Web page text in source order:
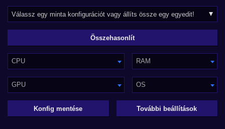
CPU RAM
GPU OS
Konfig mentése További beállítások